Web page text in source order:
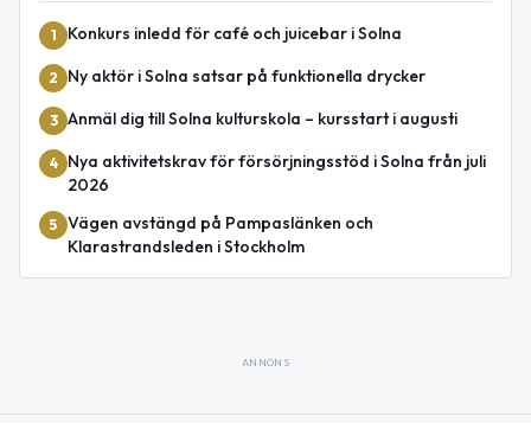
1 Konkurs inledd för café och juicebar i Solna
2 Ny aktör i Solna satsar på funktionella drycker
3 Anmäl dig till Solna kulturskola – kursstart i augusti
4
Nya aktivitetskrav för försörjningsstöd i Solna från juli
2026
5 Vägen avstängd på Pampaslänken och
Klarastrandsleden i Stockholm
ANNONS